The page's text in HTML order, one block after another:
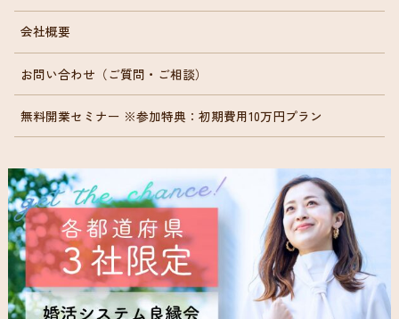
会社概要
お問い合わせ（ご質問・ご相談）
無料開業セミナー ※参加特典：初期費用10万円プラン